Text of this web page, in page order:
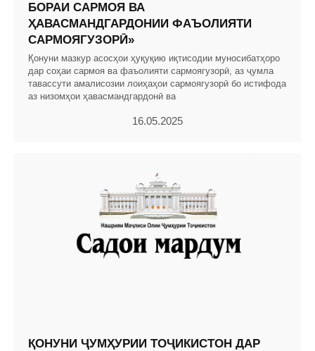
БОРАИ САРМОЯ ВА
ҲАВАСМАНДГАРДОНИИ ФАЪОЛИЯТИ
САРМОЯГУЗОРӢ»
Қонуни мазкур асосҳои ҳуқуқию иқтисодии муносибатҳоро
дар соҳаи сармоя ва фаъолияти сармоягузорӣ, аз ҷумла
тавассути амалисозии лоиҳаҳои сармоягузорӣ бо истифода
аз низомҳои ҳавасмандгардонӣ ва
16.05.2025
ҚОНУНИ ҶУМҲУРИИ ТОҶИКИСТОН ДАР